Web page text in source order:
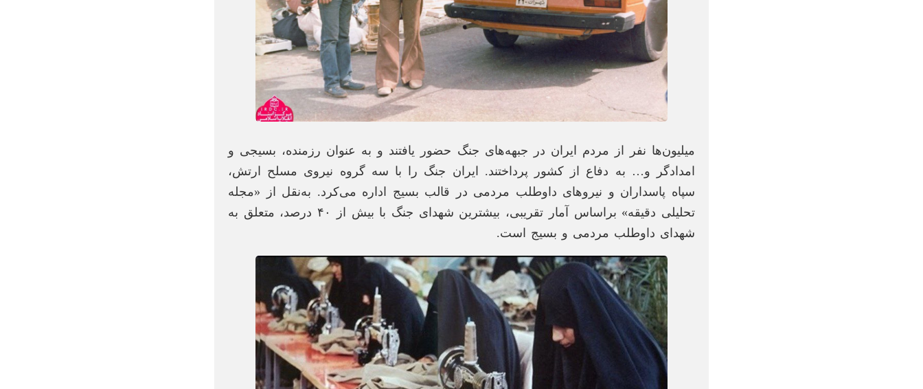
میلیون‌ها نفر از مردم ایران در جبهه‌های جنگ حضور یافتند و به عنوان رزمنده، بسیجی و
امدادگر و… به دفاع از کشور پرداختند. ایران جنگ را با سه گروه نیروی مسلح ارتش،
سپاه پاسداران و نیرو‌های داوطلب مردمی در قالب بسیج اداره می‌کرد. به‌نقل از «مجله
تحلیلی دقیقه» براساس آمار تقریبی، بیشترین شهدای جنگ با بیش از ۴۰ درصد، متعلق به
شهدای داوطلب مردمی و بسیج است.